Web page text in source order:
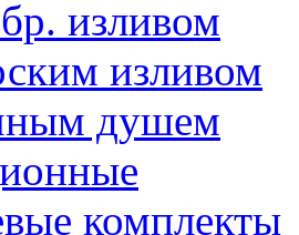
изливом
изливом
душем
комплекты